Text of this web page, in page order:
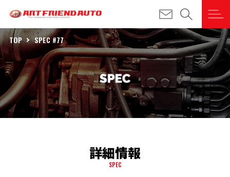
TOP SPEC #77
詳細情報
SPEC